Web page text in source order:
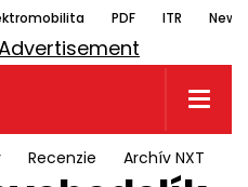
PDF ITR
Recenzie Archív NXT